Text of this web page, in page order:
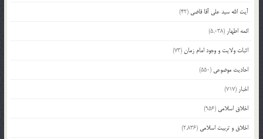
آیت الله سید علی آقا قاضی (42)
ائمه اطهار (5,038)
اثبات ولایت و وجود امام زمان(73)
احادیث موضوعی (550)
اخبار (717)
اخلاق اسلامی (956)
اخلاق و تربیت اسلامی (2,836)